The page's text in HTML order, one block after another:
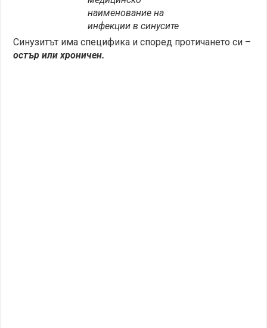
наименование на
инфекции в синусите
Синузитът има специфика и според протичането си –
остър или хроничен.